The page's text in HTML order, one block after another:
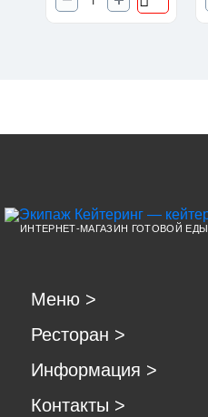
ИНТЕРНЕТ-МАГАЗИН ГОТОВОЙ ЕДЫ
Меню >
Ресторан >
Информация >
Контакты >